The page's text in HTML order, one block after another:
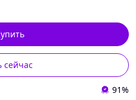
сейчас
91%